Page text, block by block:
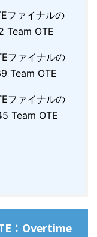
ファイナルの
Team OTE
ファイナルの
Team OTE
ファイナルの
Team OTE
：Overtime